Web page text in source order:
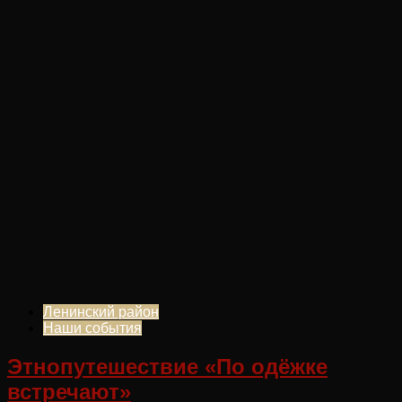
Ленинский район
Наши события
Этнопутешествие «По одёжке
встречают»